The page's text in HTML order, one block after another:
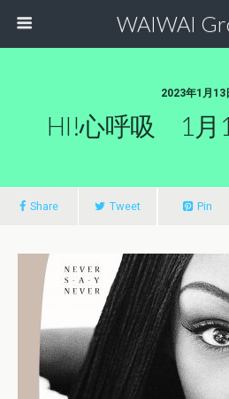
WAIWAI
2023年1月13
HI!心呼吸 1月
Share Tweet Pin